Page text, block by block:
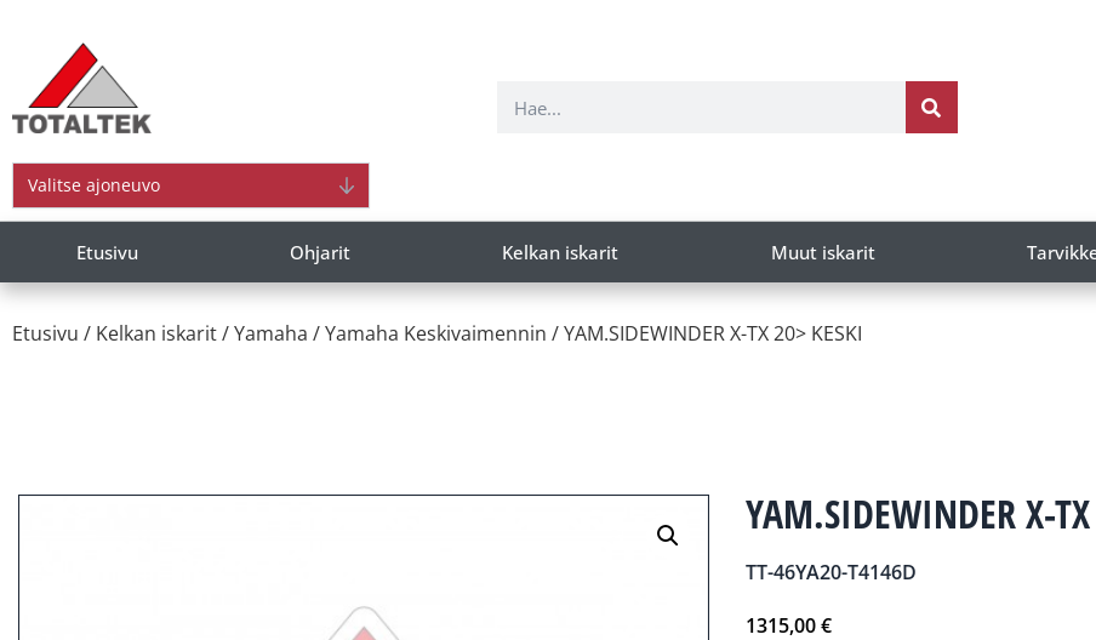
Valitse ajoneuvo
Etusivu Ohjarit Kelkan iskarit Muut iskarit
Etusivu / Kelkan iskarit/Yamaha /Yamaha Keskivaimennin / YAM.SIDEWINDER X-TX 20> KESKI
YAM.SIDEWINDER X-
TT-46YA20-T4146D
1315,00€